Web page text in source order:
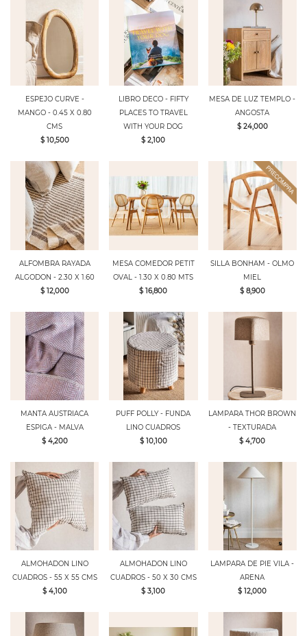
ESPEJO CURVE -
MANGO - 0.45 X 0.80
CMS
$ 10,500
LIBRO DECO - FIFTY
PLACES TO TRAVEL
WITH YOUR DOG
$ 2,100
MESA DE LUZ TEMPLO -
ANGOSTA
$ 24,000
ALFOMBRA RAYADA
ALGODON - 2.30 X 1.60
$ 12,000
MESA COMEDOR PETIT
OVAL - 1.30 X 0.80 MTS
$ 16,800
SILLA BONHAM - OLMO
MIEL
$ 8,900
MANTA AUSTRIACA
ESPIGA - MALVA
$ 4,200
PUFF POLLY - FUNDA
LINO CUADROS
$ 10,100
LAMPARA THOR BROWN
- TEXTURADA
$ 4,700
ALMOHADON LINO
CUADROS - 55 X 55 CMS
$ 4,100
ALMOHADON LINO
CUADROS - 50 X 30 CMS
$ 3,100
LAMPARA DE PIE VILA -
ARENA
$ 12,000